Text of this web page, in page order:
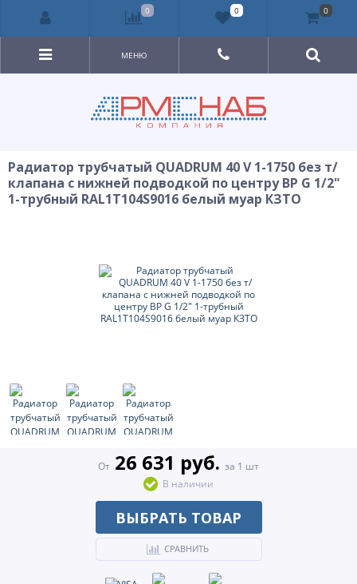
МЕНЮ
Радиатор трубчатый QUADRUM 40 V 1-1750 без т/
клапана с нижней подводкой по центру ВР G 1/2"
1-трубный RAL1Т104S9016 белый муар КЗТО
От 26 631 руб. за 1 шт
В наличии
ВЫБРАТЬ ТОВАР
СРАВНИТЬ
0 0 0